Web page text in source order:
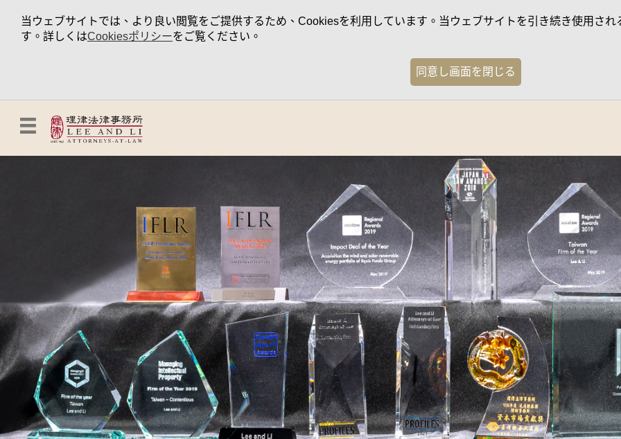
当ウェブサイトでは、より良い閲覧をご提供するため、Cookiesを利用しています。当ウェブサイトを引き続き使用さ
す。詳しくはCookiesポリシーをご覧ください。
同意し画面を閉じる